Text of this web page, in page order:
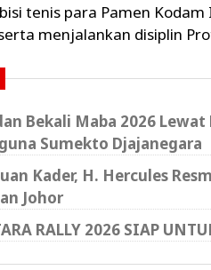
tenis para Pamen
menjalankan disiplin
Bekali Maba 2026 Lewat
Sumekto Djajanegara
Kader, H. Hercules
Johor
RALLY 2026 SIAP